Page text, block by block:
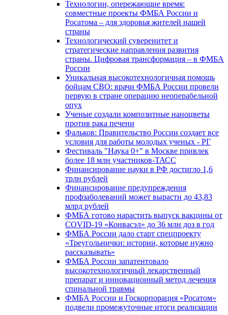
Технологии, опережающие время:
совместные проекты ФМБА России и
Росатома – для здоровья жителей нашей
страны
Технологический суверенитет и
стратегические направления развития
страны. Цифровая трансформация – в ФМБА
России
Уникальная высокотехнологичная помощь
бойцам СВО: врачи ФМБА России провели
первую в стране операцию неоперабельной
опух
Ученые создали композитные наноцветы
против рака печени
Фальков: Правительство России создает все
условия для работы молодых ученых - РГ
Фестиваль "Наука 0+" в Москве привлек
более 18 млн участников-ТАСС
Финансирование науки в РФ достигло 1,6
трлн рублей
Финансирование предупреждения
профзаболеваний может вырасти до 43,83
млрд рублей
ФМБА готово нарастить выпуск вакцины от
COVID-19 «Конвасэл» до 36 млн доз в год
ФМБА России дало старт спецпроекту
«Треугольнички: истории, которые нужно
рассказывать»
ФМБА России запатентовало
высокотехнологичный лекарственный
препарат и инновационный метод лечения
спинальной травмы
ФМБА России и Госкорпорация «Росатом»
подвели промежуточные итоги реализации